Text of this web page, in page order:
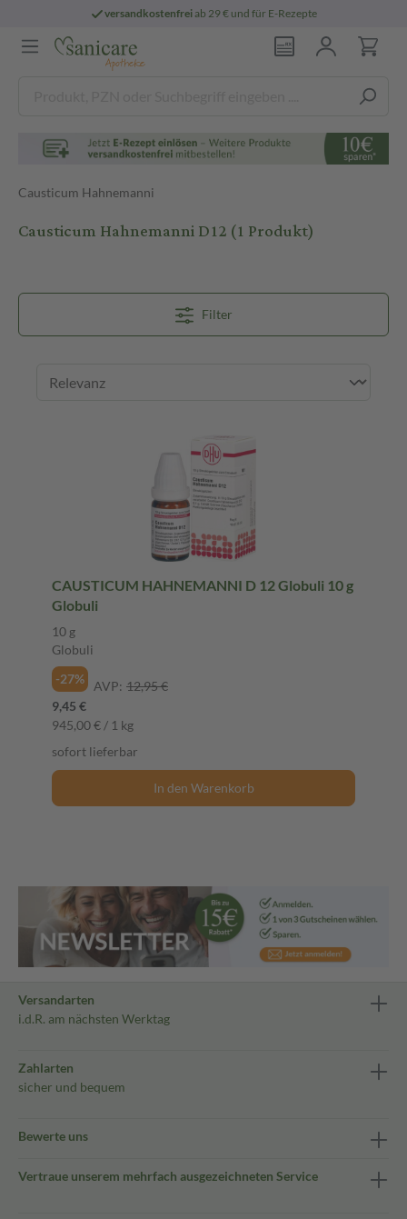
versandkostenfreiab 29 € und für E-Rezepte
Causticum Hahnemanni
Causticum Hahnemanni D12(1 Produkt)
Filter
CAUSTICUM HAHNEMANNI D 12 Globuli 10 g
Globuli
10 g
Globuli
-27%
AVP: 12,95 €
9,45 €
945,00 € / 1 kg
sofort lieferbar
In den Warenkorb
Versandarten
i.d.R. am nächsten Werktag
Zahlarten
sicher und bequem
Bewerte uns
Vertraue unserem mehrfach ausgezeichneten Service